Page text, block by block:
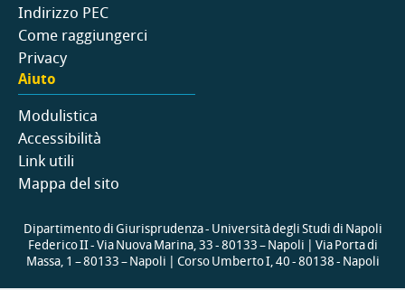
Indirizzo PEC
Come raggiungerci
Privacy
Aiuto
Modulistica
Accessibilità
Link utili
Mappa del sito
Dipartimento di Giurisprudenza - Università degli Studi di Napoli
Federico II - Via Nuova Marina, 33 - 80133 – Napoli | Via Porta di
Massa, 1 – 80133 – Napoli | Corso Umberto I, 40 - 80138 - Napoli